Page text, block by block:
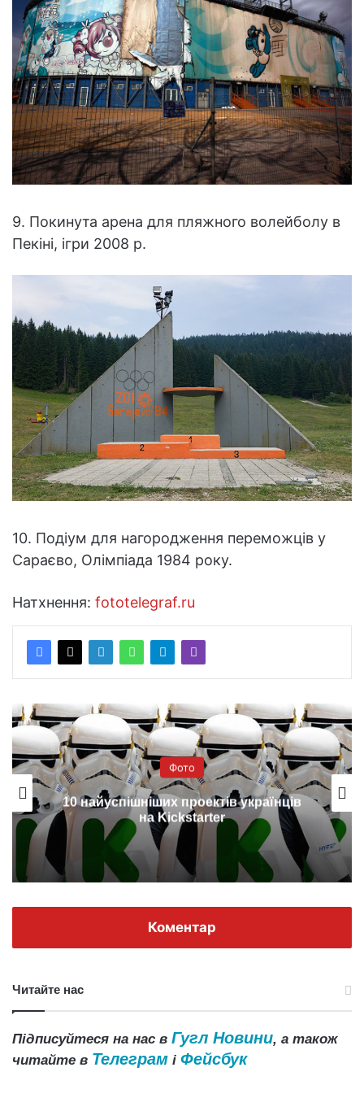
9. Покинута арена для пляжного волейболу в
Пекіні, ігри 2008 р.
10. Подіум для нагородження переможців у
Сараєво, Олімпіада 1984 року.
Натхнення: fototelegraf.ru
Фото
Waterscapes – новий 3D-проект для
акваріумів (фото)
Коментар
Читайте нас
Підписуйтеся на нас в Гугл Новини, а також
читайте в Телеграм і Фейсбук